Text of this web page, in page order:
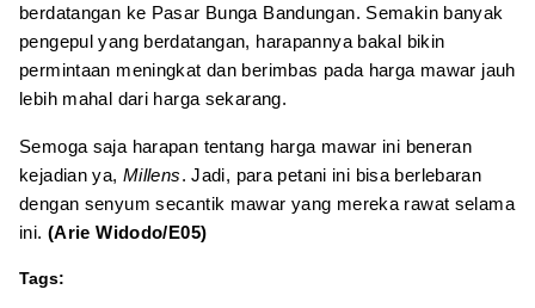
berdatangan ke Pasar Bunga Bandungan. Semakin banyak
pengepul yang berdatangan, harapannya bakal bikin
permintaan meningkat dan berimbas pada harga mawar jauh
lebih mahal dari harga sekarang.
Semoga saja harapan tentang harga mawar ini beneran
kejadian ya, Millens. Jadi, para petani ini bisa berlebaran
dengan senyum secantik mawar yang mereka rawat selama
ini. (Arie Widodo/E05)
Tags: